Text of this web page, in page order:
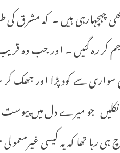
چہچہارہی ہیں ۔ کہ
کر رہ گئیں ۔ اور جب وہ
سواری سے کود پڑا اور
جو میرے دل میں
رہا تھا کہ یہ کیسی